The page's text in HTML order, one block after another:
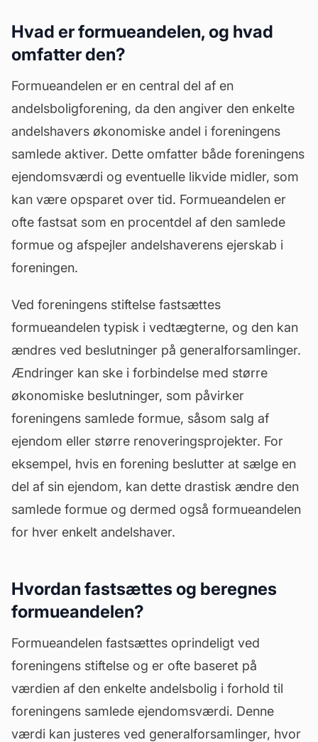
Hvad er formueandelen, og hvad
omfatter den?
Formueandelen er en central del af en
andelsboligforening, da den angiver den enkelte
andelshavers økonomiske andel i foreningens
samlede aktiver. Dette omfatter både foreningens
ejendomsværdi og eventuelle likvide midler, som
kan være opsparet over tid. Formueandelen er
ofte fastsat som en procentdel af den samlede
formue og afspejler andelshaverens ejerskab i
foreningen.
Ved foreningens stiftelse fastsættes
formueandelen typisk i vedtægterne, og den kan
ændres ved beslutninger på generalforsamlinger.
Ændringer kan ske i forbindelse med større
økonomiske beslutninger, som påvirker
foreningens samlede formue, såsom salg af
ejendom eller større renoveringsprojekter. For
eksempel, hvis en forening beslutter at sælge en
del af sin ejendom, kan dette drastisk ændre den
samlede formue og dermed også formueandelen
for hver enkelt andelshaver.
Hvordan fastsættes og beregnes
formueandelen?
Formueandelen fastsættes oprindeligt ved
foreningens stiftelse og er ofte baseret på
værdien af den enkelte andelsbolig i forhold til
foreningens samlede ejendomsværdi. Denne
værdi kan justeres ved generalforsamlinger, hvor